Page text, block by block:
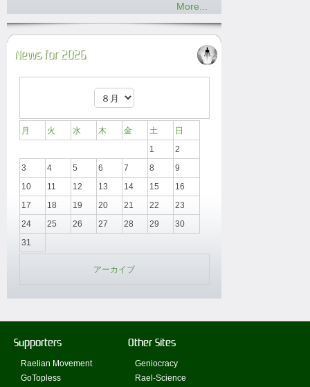
More...
News for 2026
月 火 水 木 金 土
日
1
2
3
4 5 6 7 8
9
10
11 12 13 14 15
16
17
18 19 20 21 22
23
24
25 26 27 28 29
30
31
アーカイブ
Supporters
Raelian Movement
GoTopless
Other Sites
Geniocracy
Rael-Science